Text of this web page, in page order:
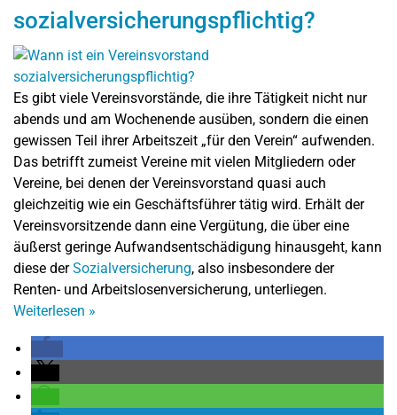
sozialversicherungspflichtig?
Es gibt viele Vereinsvorstände, die ihre Tätigkeit nicht nur
abends und am Wochenende ausüben, sondern die einen
gewissen Teil ihrer Arbeitszeit „für den Verein“ aufwenden.
Das betrifft zumeist Vereine mit vielen Mitgliedern oder
Vereine, bei denen der Vereinsvorstand quasi auch
gleichzeitig wie ein Geschäftsführer tätig wird. Erhält der
Vereinsvorsitzende dann eine Vergütung, die über eine
äußerst geringe Aufwandsentschädigung hinausgeht, kann
diese derSozialversicherung, also insbesondere der
Renten- und Arbeitslosenversicherung, unterliegen.
Weiterlesen »